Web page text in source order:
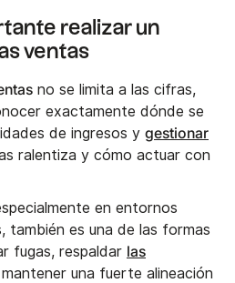
realizar un
ventas
no se limita a las cifras,
exactamente dónde se
de ingresos y gestionar
ralentiza y cómo actuar con
en entornos
también es una de las formas
fugas, respaldar las
una fuerte alineación